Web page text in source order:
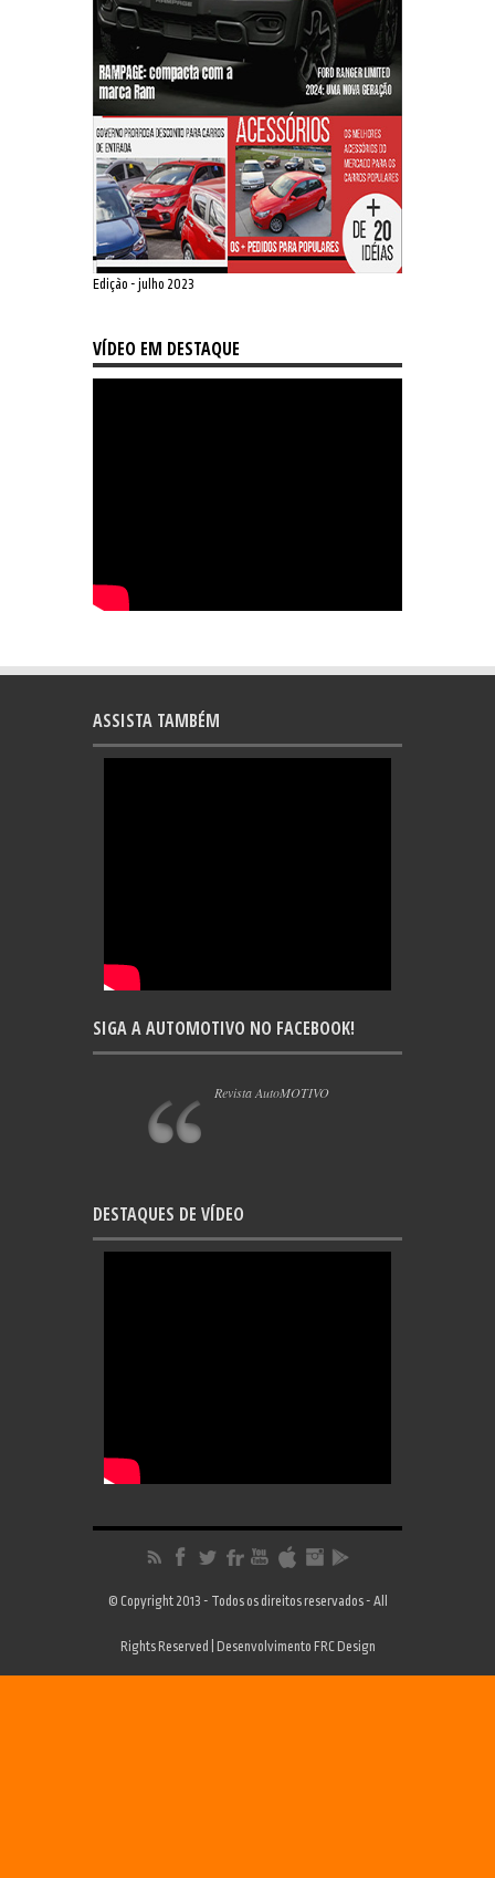
Edição - julho 2023
VÍDEO EM DESTAQUE
ASSISTA TAMBÉM
SIGA A AUTOMOTIVO NO FACEBOOK!
Revista AutoMOTIVO
DESTAQUES DE VÍDEO
© Copyright 2013 - Todos os direitos reservados - All
Rights Reserved | Desenvolvimento FRC Design